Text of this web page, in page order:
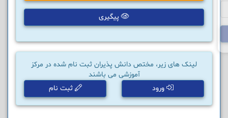
پیگیری
لینک های زیر، مختص دانش پذیران ثبت نام شده در مرکز
آموزشی می باشند
ورود
ثبت نام